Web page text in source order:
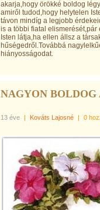
akarja,hogy örökké boldog
amiről tudod,hogy helytelen
távon mindíg a legjobb
is a többi fiatal
Isten látja,ha ellen állsz a
hűségedről.Továbbá
hiányosságodat.
NAGYON
13 éve | Kováts Lajosné | 0